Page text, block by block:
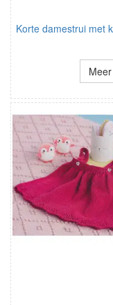
Korte damestrui met